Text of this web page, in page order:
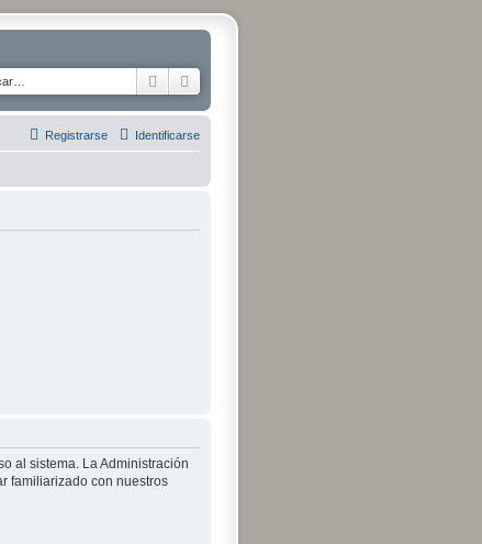
Buscar
Identificarse
Registrarse
al sistema. La Administración
familiarizado con nuestros